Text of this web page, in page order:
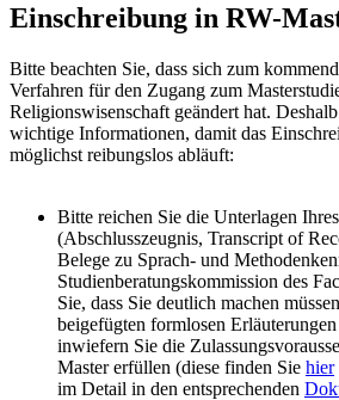
Einschreibung in RW-
Bitte beachten Sie, dass sich zum
Verfahren für den Zugang zum
Religionswisenschaft geändert hat.
wichtige Informationen, damit das
möglichst reibungslos abläuft:
Bitte reichen Sie die Unterlagen
(Abschlusszeugnis, Transcript of
Belege zu Sprach- und
Studienberatungskommission des
Sie, dass Sie deutlich machen
beigefügten formlosen
inwiefern Sie die
Master erfüllen (diese finden Sie hier
im Detail in den entsprechenden